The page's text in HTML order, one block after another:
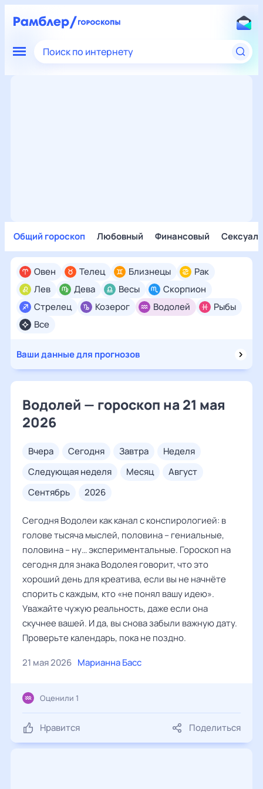
Поиск по интернету
Общий гороскоп Любовный Финансовый
Все
Овен Телец Близнецы
Рак
Лев
Дева Весы
Скорпион
Стрелец
Козерог Водолей Рыбы
Ваши данные для прогнозов
Водолей — гороскоп на 21 мая
2026
вчера сегодня завтра
неделя
следующая неделя
месяц
август
сентябрь
2026
Сегодня Водолеи как канал с конспирологией: в
голове тысяча мыслей, половина – гениальные,
половина – ну… экспериментальные. Гороскоп на
сегодня для знака Водолея говорит, что это
хороший день для креатива, если вы не начнёте
спорить с каждым, кто «не понял вашу идею».
Уважайте чужую реальность, даже если она
скучнее вашей. И да, вы снова забыли важную дату.
Проверьте календарь, пока не поздно.
21 мая 2026 Марианна Басс
Нравится Поделиться
Оценили 1